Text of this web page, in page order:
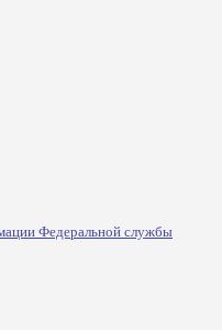
Федеральной службы